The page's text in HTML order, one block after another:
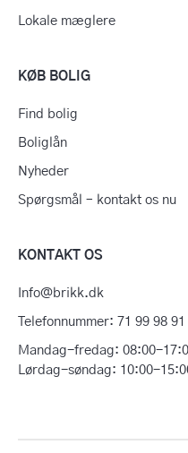
Lokale mæglere
KØB BOLIG
Find bolig
Boliglån
Nyheder
Spørgsmål – kontakt os nu
KONTAKT OS
Info@brikk.dk
Telefonnummer: 71 99 98 91
Mandag-fredag: 08:00-
Lørdag-søndag: 10:00-